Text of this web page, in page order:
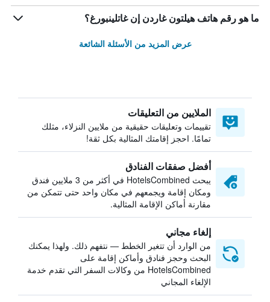
ما هو رقم هاتف هيلتون غاردن إن غاتلينبورغ؟
عرض المزيد من الأسئلة الشائعة
الملايين من التعليقات
تقييمات وتعليقات حقيقية من ملايين النزلاء، مثلك
تمامًا. احجز إقامتك المثالية بكل ثقة!
أفضل صفقات الفنادق
يبحث HotelsCombined في أكثر من 3 ملايين فندق
ومكان إقامة ويجمعهم في مكان واحد حتى تتمكن من
مقارنة أماكن الإقامة المثالية.
إلغاء مجاني
من الوارد أن تتغير الخطط — نتفهم ذلك. ولهذا يمكنك
البحث وحجز فنادق وأماكن إقامة على
HotelsCombined من وكالات السفر التي تقدم خدمة
الإلغاء المجاني